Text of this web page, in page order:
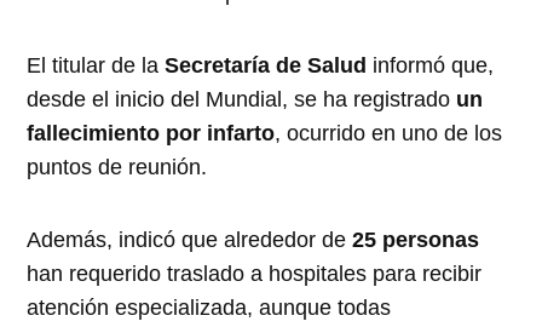
El titular de laSecretaría de Salud informó que,
desde el inicio del Mundial, se ha registrado un
fallecimiento por infarto, ocurrido en uno de los
puntos de reunión.
Además, indicó que alrededor de25 personas
han requerido traslado a hospitales para recibir
atención especializada, aunque todas